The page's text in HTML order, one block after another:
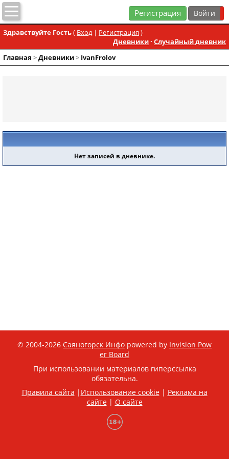
Регистрация
Здравствуйте Гость( Вход| Регистрация )
Дневники· Случайный дневник
Главная >Дневники> IvanFrolov
Нет записей в дневнике.
© 2004-2026 Саяногорск Инфо powered by Invision Pow
er Board
При использовании материалов гиперссылка
обязательна.
Правила сайта | Использование cookie| Реклама на
сайте| О сайте